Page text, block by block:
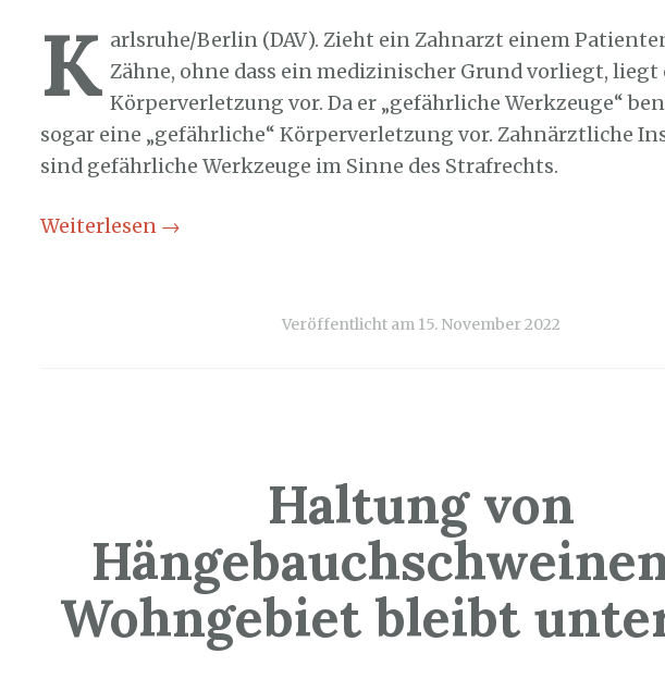
K arlsruhe/Berlin (DAV). Zieht ein Zahnarzt einem
Zähne, ohne dass ein medizinischer Grund vorliegt, liegt
Körperverletzung vor. Da er „gefährliche Werkzeuge“
sogar eine „gefährliche“ Körperverletzung vor. Zahnärztliche
sind gefährliche Werkzeuge im Sinne des Strafrechts.
Weiterlesen →
Veröffentlicht am 15. November 2022
Haltung von
Wohngebiet bleibt